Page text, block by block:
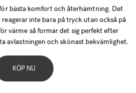
bästa komfort och återhämtning. Det
inte bara på tryck utan också på
värme så formar det sig perfekt efter
avlastningen och skönast bekvämlighet.
KÖP NU